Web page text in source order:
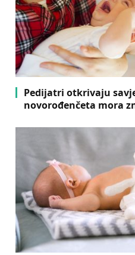
Pedijatri otkrivaju
novorođenčeta mora